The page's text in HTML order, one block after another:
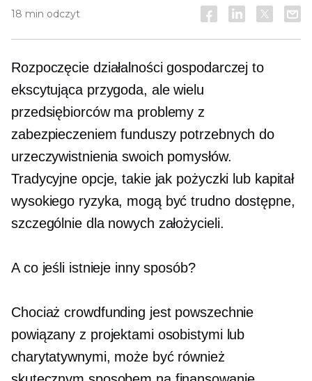
18 min odczyt
Rozpoczęcie działalności gospodarczej to
ekscytująca przygoda, ale wielu
przedsiębiorców ma problemy z
zabezpieczeniem funduszy potrzebnych do
urzeczywistnienia swoich pomysłów.
Tradycyjne opcje, takie jak pożyczki lub kapitał
wysokiego ryzyka, mogą być trudno dostępne,
szczególnie dla nowych założycieli.
A co jeśli istnieje inny sposób?
Chociaż crowdfunding jest powszechnie
powiązany z projektami osobistymi lub
charytatywnymi, może być również